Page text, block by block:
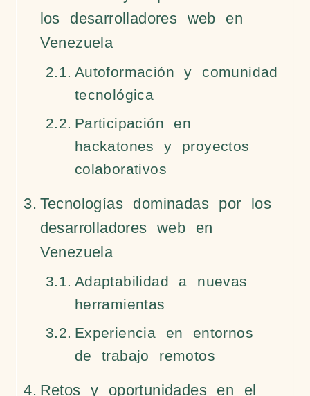
los desarrolladores web en
Venezuela
Autoformación y comunidad
tecnológica
Participación en
hackatones y proyectos
colaborativos
Tecnologías dominadas por los
desarrolladores web en
Venezuela
Adaptabilidad a nuevas
herramientas
Experiencia en entornos
de trabajo remotos
Retos y oportunidades en el